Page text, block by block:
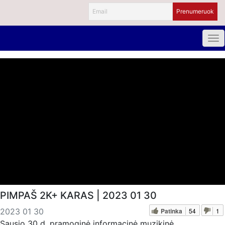
PIMPAŠ 2K+ KARAS | 2023 01 30
2023 01 30 Patinka 54 1